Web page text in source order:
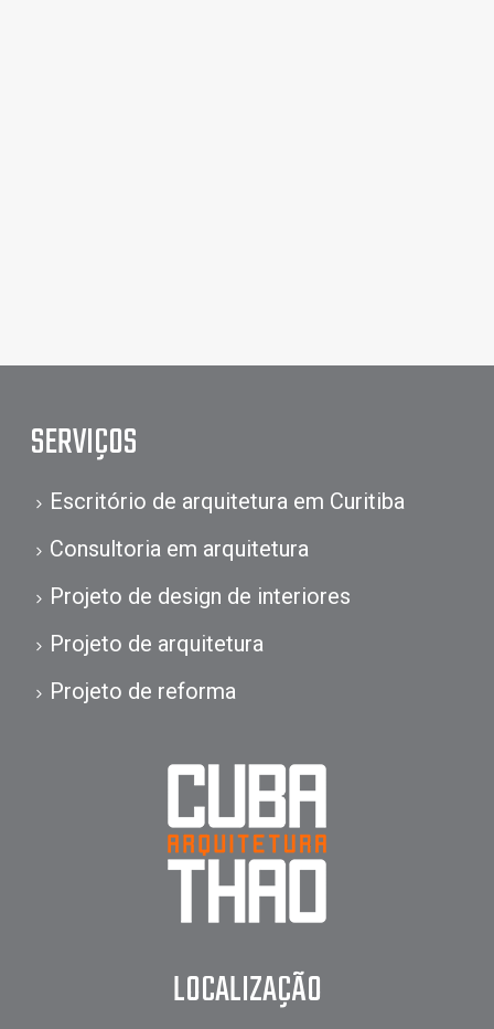
SERVIÇOS
Escritório de arquitetura em Curitiba
Consultoria em arquitetura
Projeto de design de interiores
Projeto de arquitetura
Projeto de reforma
LOCALIZAÇÃO